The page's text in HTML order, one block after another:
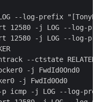
--log-prefix
12580 -j LOG --
12580 -j LOG --
--ctstate
-j FwdId0Ond0
-j FwdId0Od0
-p icmp -j LOG --log-